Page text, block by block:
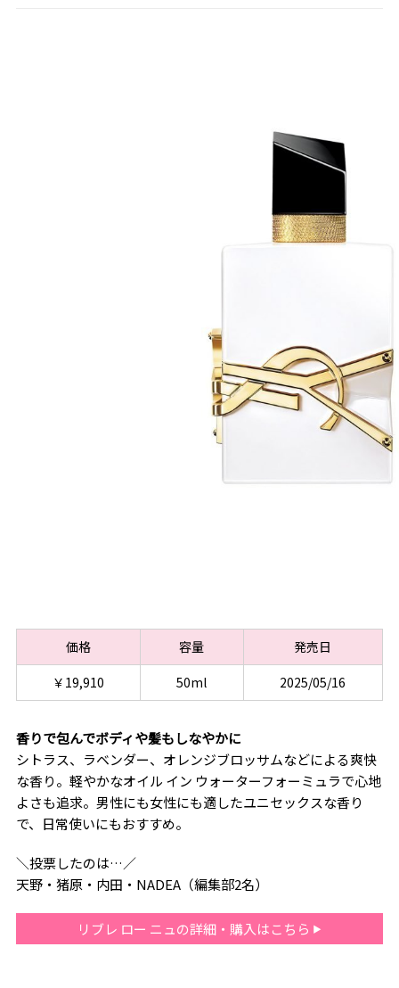
価格 容量
発売日
￥19,910
50ml 2025/05/16
香りで包んでボディや髪もしなやかに
シトラス、ラベンダー、オレンジブロッサムなどによる爽快
な香り。軽やかなオイル イン ウォーターフォーミュラで心地
よさも追求。男性にも女性にも適したユニセックスな香り
で、日常使いにもおすすめ。
＼投票したのは…／
天野・猪原・内田・NADEA（編集部2名）
リブレ ロー ニュの詳細・購入はこちら